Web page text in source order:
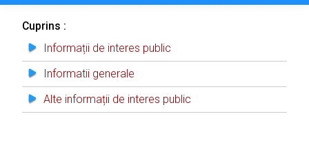
Cuprins :
Informații de interes public
Informatii generale
Alte informații de interes public